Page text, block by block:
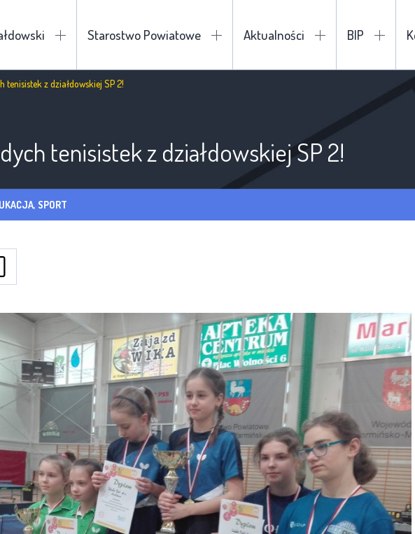
Starostwo Powiatowe Aktualności BIP
tenisistek z działdowskiej SP 2!
tenisistek z działdowskiej SP 2!
SPORT